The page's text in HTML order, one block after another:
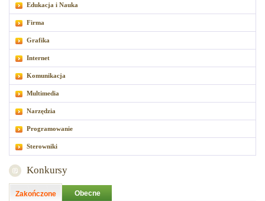
Edukacja i Nauka
Firma
Grafika
Internet
Komunikacja
Multimedia
Narzędzia
Programowanie
Sterowniki
Konkursy
Zakończone Obecne